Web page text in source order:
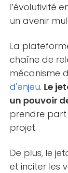
l’évolutivité
un avenir
La
chaîne de
mécanisme
d'enjeu. Le
un pouvoir
prendre part
projet.
De plus, le
et inciter les